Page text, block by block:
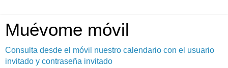
Muévome móvil
Consulta desde el móvil nuestro calendario con el usuario
invitado y contraseña invitado